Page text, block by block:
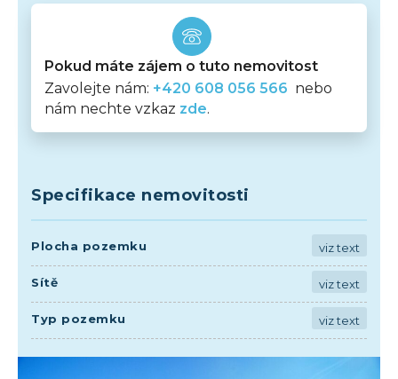
Pokud máte zájem o tuto nemovitost
Zavolejte nám: +420 608 056 566 nebo
nám nechte vzkaz zde.
Specifikace nemovitosti
Plocha pozemku viz text
Sítě viz text
Typ pozemku viz text